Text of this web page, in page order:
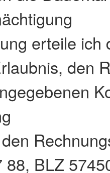
erteile ich
den
88, BLZ